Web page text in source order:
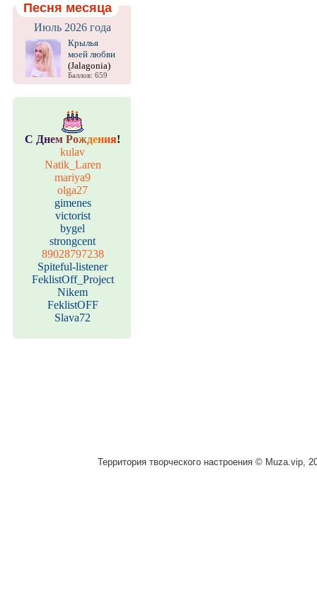
Песня месяца
Июль 2026 года
Крылья
моей любви
(Jalagonia)
Баллов: 659
С Днем Рождения!
kulav
Natik_Laren
mariya9
olga27
gimenes
victorist
bygel
strongcent
89028797238
Spiteful-listener
FeklistOff_Project
Nikem
FeklistOFF
Slava72
Территория творческого настроения © Muza.vip,